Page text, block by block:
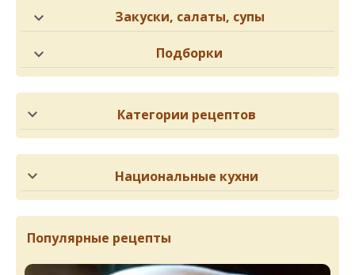
Закуски, салаты, супы
Подборки
Категории рецептов
Национальные кухни
Популярные рецепты